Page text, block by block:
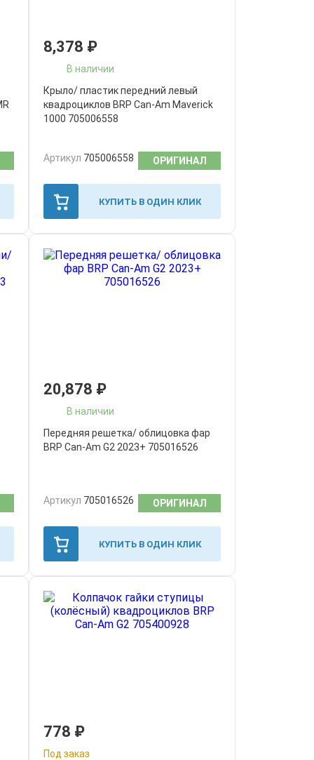
8,378 ₽
В наличии
Крыло/ пластик передний левый
квадроциклов BRP Can-Am Maverick
1000 705006558
Артикул 705006558 ОРИГИНАЛ
КУПИТЬ В ОДИН КЛИК
20,878 ₽
В наличии
Передняя решетка/ облицовка фар
BRP Can-Am G2 2023+ 705016526
Артикул 705016526 ОРИГИНАЛ
КУПИТЬ В ОДИН КЛИК
778 ₽
Под заказ